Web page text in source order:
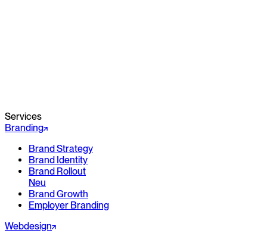
Services
Branding
Brand Strategy
Brand Identity
Brand Rollout
Neu
Brand Growth
Employer Branding
Webdesign